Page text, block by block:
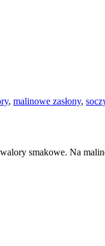
, malinowe zasłony,
smakowe. Na